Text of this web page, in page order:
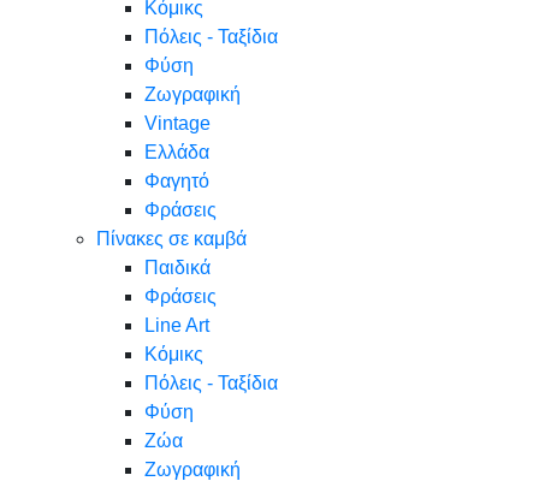
Κόμικς
Πόλεις - Ταξίδια
Φύση
Ζωγραφική
Vintage
Ελλάδα
Φαγητό
Φράσεις
Πίνακες σε καμβά
Παιδικά
Φράσεις
Line Art
Κόμικς
Πόλεις - Ταξίδια
Φύση
Ζώα
Ζωγραφική